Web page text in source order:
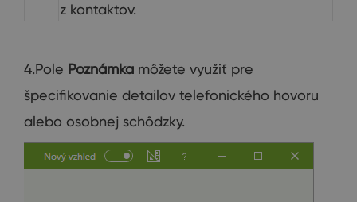
z kontaktov.
4.Pole Poznámka môžete využiť pre
špecifikovanie detailov telefonického hovoru
alebo osobnej schôdzky.